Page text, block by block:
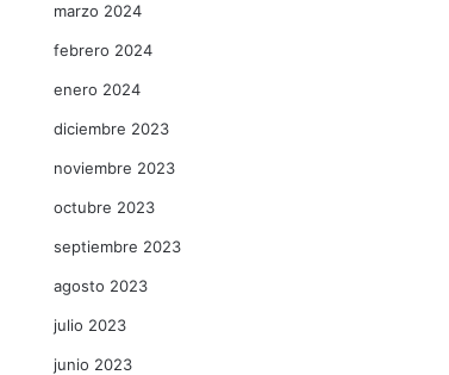
marzo 2024
febrero 2024
enero 2024
diciembre 2023
noviembre 2023
octubre 2023
septiembre 2023
agosto 2023
julio 2023
junio 2023